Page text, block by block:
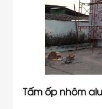
Tấm ốp nhôm